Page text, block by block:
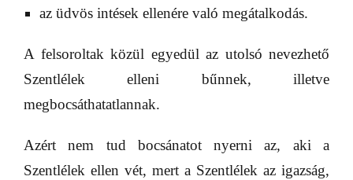
az üdvös intések ellenére való megátalkodás.
A felsoroltak közül egyedül az utolsó nevezhető
Szentlélek elleni bűnnek, illetve
megbocsáthatatlannak.
Azért nem tud bocsánatot nyerni az, aki a
Szentlélek ellen vét, mert a Szentlélek az igazság,